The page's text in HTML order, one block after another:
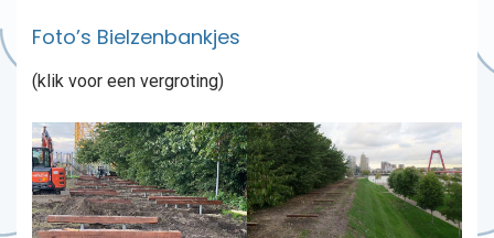
Foto’s Bielzenbankjes
(klik voor een vergroting)